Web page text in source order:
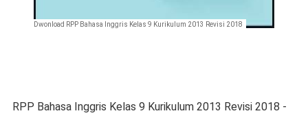
Dwonload RPP Bahasa Inggris Kelas 9 Kurikulum 2013 Revisi 2018
RPP Bahasa Inggris Kelas 9 Kurikulum 2013 Revisi 2018 -